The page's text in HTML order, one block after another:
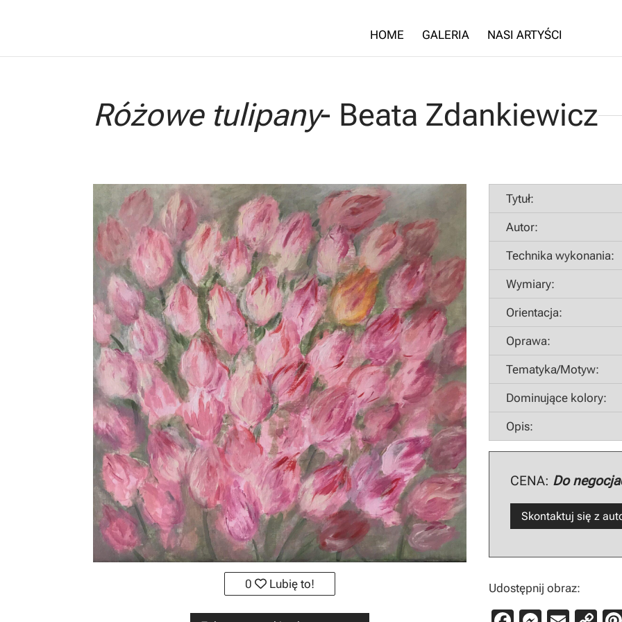
HOME GALERIA NASI ARTYŚCI
Różowe tulipany- Beata Zdankiewicz
0 Lubię to!
Tytuł:
Autor:
Technika wykonania:
Wymiary:
Orientacja:
Oprawa:
Tematyka/Motyw:
Dominujące kolory:
Opis:
CENA: Do
Skontaktuj się z
Udostępnij obraz: